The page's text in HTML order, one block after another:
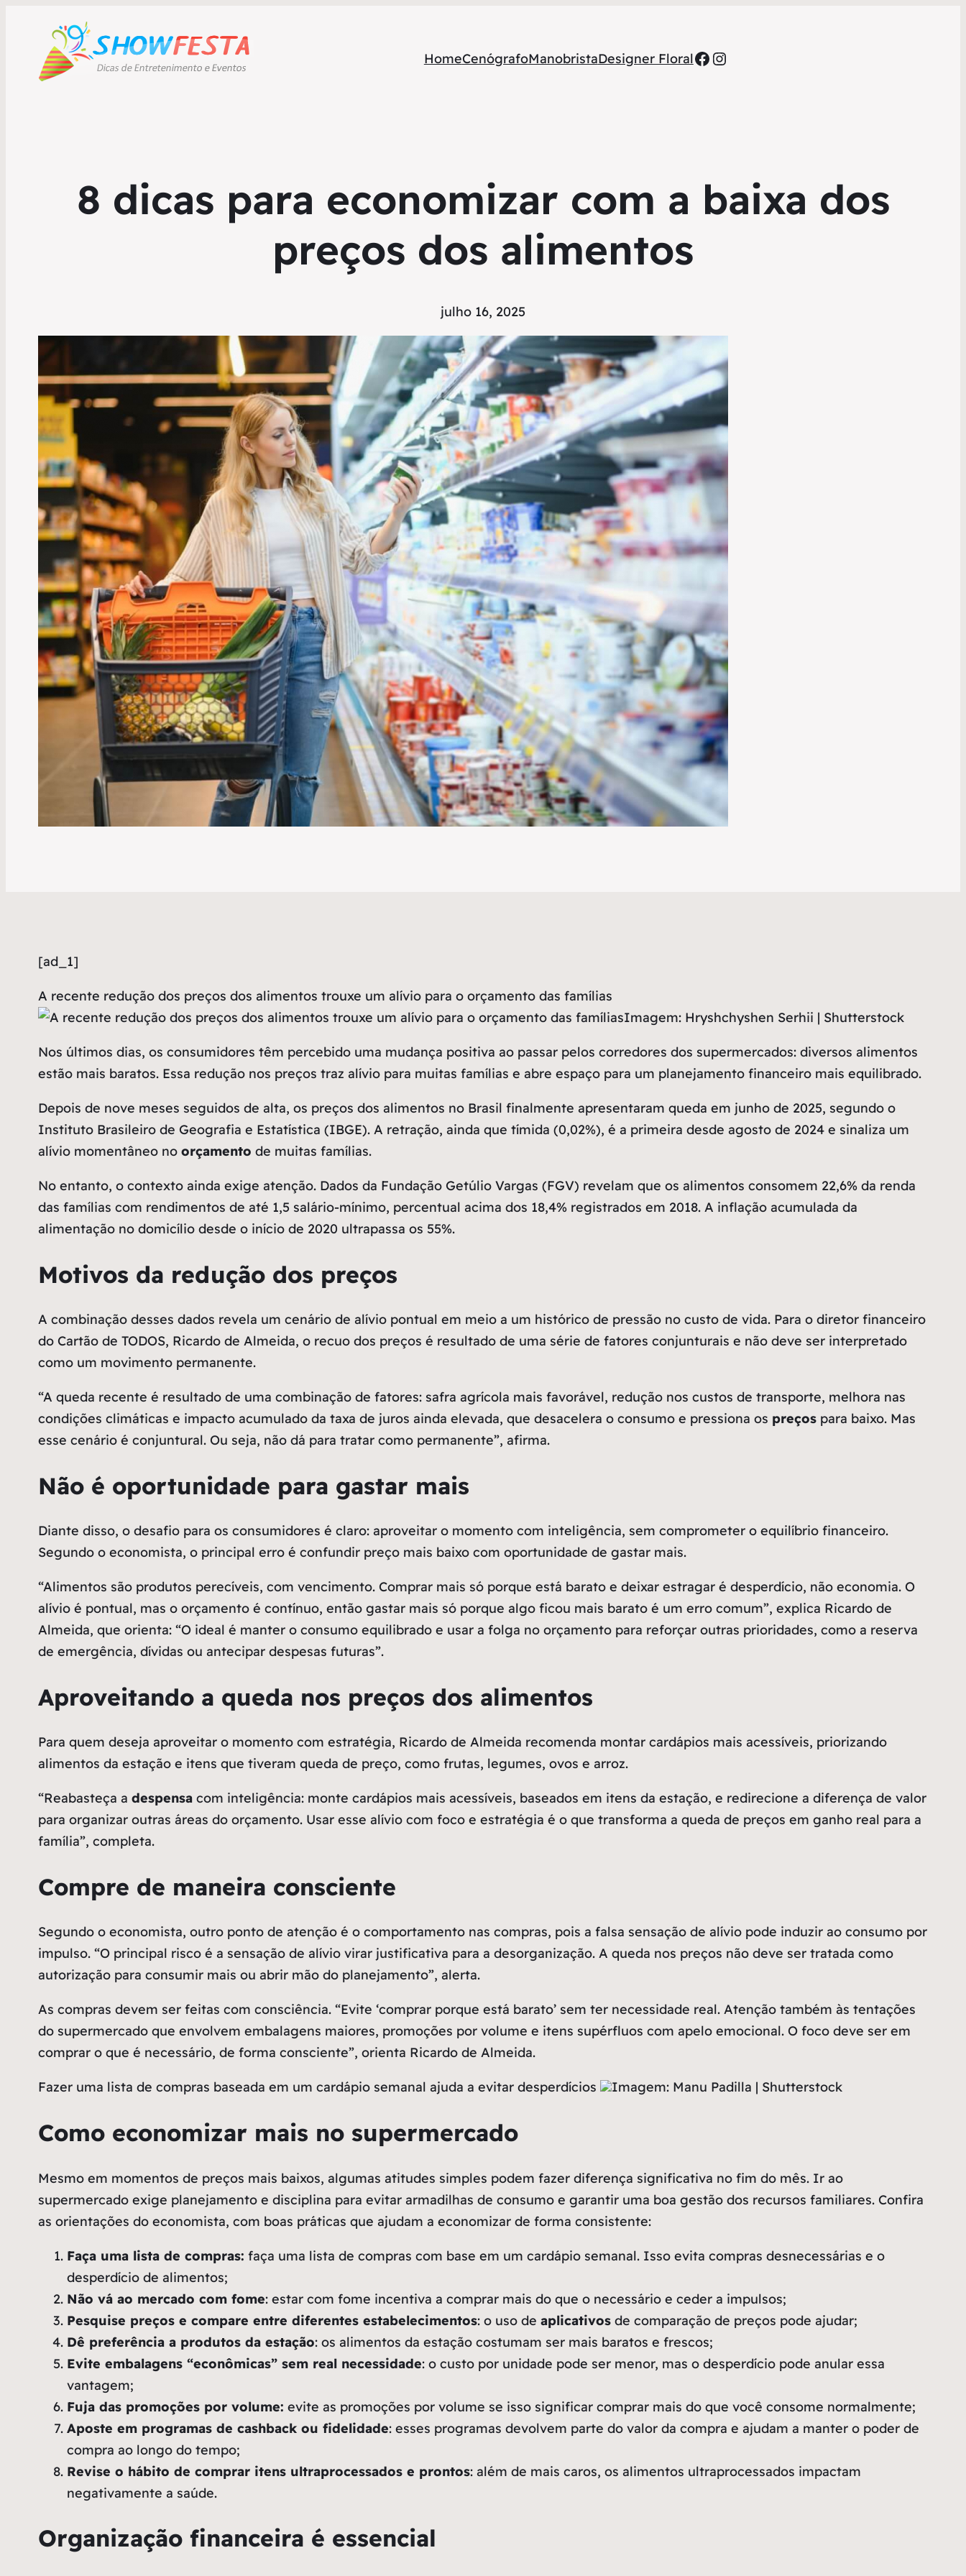
HomeCenógrafoManobristaDesigner FloralFacebook
Instagram
8 dicas para economizar com a baixa dos
preços dos alimentos
julho 16, 2025
[ad_1]
A recente redução dos preços dos alimentos trouxe um alívio para o orçamento das famílias
Imagem: Hryshchyshen Serhii | Shutterstock
Nos últimos dias, os consumidores têm percebido uma mudança positiva ao passar pelos corredores dos supermercados: diversos alimentos
estão mais baratos. Essa redução nos preços traz alívio para muitas famílias e abre espaço para um planejamento financeiro mais equilibrado.
Depois de nove meses seguidos de alta, os preços dos alimentos no Brasil finalmente apresentaram queda em junho de 2025, segundo o
Instituto Brasileiro de Geografia e Estatística (IBGE). A retração, ainda que tímida (0,02%), é a primeira desde agosto de 2024 e sinaliza um
alívio momentâneo no orçamento de muitas famílias.
No entanto, o contexto ainda exige atenção. Dados da Fundação Getúlio Vargas (FGV) revelam que os alimentos consomem 22,6% da renda
das famílias com rendimentos de até 1,5 salário-mínimo, percentual acima dos 18,4% registrados em 2018. A inflação acumulada da
alimentação no domicílio desde o início de 2020 ultrapassa os 55%.
Motivos da redução dos preços
A combinação desses dados revela um cenário de alívio pontual em meio a um histórico de pressão no custo de vida. Para o diretor financeiro
do Cartão de TODOS, Ricardo de Almeida, o recuo dos preços é resultado de uma série de fatores conjunturais e não deve ser interpretado
como um movimento permanente.
“A queda recente é resultado de uma combinação de fatores: safra agrícola mais favorável, redução nos custos de transporte, melhora nas
condições climáticas e impacto acumulado da taxa de juros ainda elevada, que desacelera o consumo e pressiona os preçospara baixo. Mas
esse cenário é conjuntural. Ou seja, não dá para tratar como permanente”, afirma.
Não é oportunidade para gastar mais
Diante disso, o desafio para os consumidores é claro: aproveitar o momento com inteligência, sem comprometer o equilíbrio financeiro.
Segundo o economista, o principal erro é confundir preço mais baixo com oportunidade de gastar mais.
“Alimentos são produtos perecíveis, com vencimento. Comprar mais só porque está barato e deixar estragar é desperdício, não economia. O
alívio é pontual, mas o orçamento é contínuo, então gastar mais só porque algo ficou mais barato é um erro comum”, explica Ricardo de
Almeida, que orienta: “O ideal é manter o consumo equilibrado e usar a folga no orçamento para reforçar outras prioridades, como a reserva
de emergência, dívidas ou antecipar despesas futuras”.
Aproveitando a queda nos preços dos alimentos
Para quem deseja aproveitar o momento com estratégia, Ricardo de Almeida recomenda montar cardápios mais acessíveis, priorizando
alimentos da estação e itens que tiveram queda de preço, como frutas, legumes, ovos e arroz.
“Reabasteça a despensacom inteligência: monte cardápios mais acessíveis, baseados em itens da estação, e redirecione a diferença de valor
para organizar outras áreas do orçamento. Usar esse alívio com foco e estratégia é o que transforma a queda de preços em ganho real para a
família”, completa.
Compre de maneira consciente
Segundo o economista, outro ponto de atenção é o comportamento nas compras, pois a falsa sensação de alívio pode induzir ao consumo por
impulso. “O principal risco é a sensação de alívio virar justificativa para a desorganização. A queda nos preços não deve ser tratada como
autorização para consumir mais ou abrir mão do planejamento”, alerta.
As compras devem ser feitas com consciência. “Evite ‘comprar porque está barato’ sem ter necessidade real. Atenção também às tentações
do supermercado que envolvem embalagens maiores, promoções por volume e itens supérfluos com apelo emocional. O foco deve ser em
comprar o que é necessário, de forma consciente”, orienta Ricardo de Almeida.
Fazer uma lista de compras baseada em um cardápio semanal ajuda a evitar desperdícios Imagem: Manu Padilla | Shutterstock
Como economizar mais no supermercado
Mesmo em momentos de preços mais baixos, algumas atitudes simples podem fazer diferença significativa no fim do mês. Ir ao
supermercado exige planejamento e disciplina para evitar armadilhas de consumo e garantir uma boa gestão dos recursos familiares. Confira
as orientações do economista, com boas práticas que ajudam a economizar de forma consistente:
Faça uma lista de compras: faça uma lista de compras com base em um cardápio semanal. Isso evita compras desnecessárias e o
desperdício de alimentos;
Não vá ao mercado com fome: estar com fome incentiva a comprar mais do que o necessário e ceder a impulsos;
Pesquise preços e compare entre diferentes estabelecimentos: o uso de aplicativosde comparação de preços pode ajudar;
Dê preferência a produtos da estação: os alimentos da estação costumam ser mais baratos e frescos;
Evite embalagens “econômicas” sem real necessidade: o custo por unidade pode ser menor, mas o desperdício pode anular essa
vantagem;
Fuja das promoções por volume: evite as promoções por volume se isso significar comprar mais do que você consome normalmente;
Aposte em programas de cashback ou fidelidade: esses programas devolvem parte do valor da compra e ajudam a manter o poder de
compra ao longo do tempo;
Revise o hábito de comprar itens ultraprocessados e prontos: além de mais caros, os alimentos ultraprocessados impactam
negativamente a saúde.
Organização financeira é essencial